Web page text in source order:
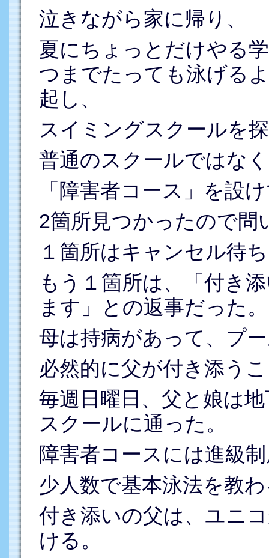
泣きながら家に帰り、
夏にちょっとだけやる
つまでたっても泳げる
起し、
スイミングスクールを
普通のスクールではな
「障害者コース」を設
2箇所見つかったので問
１箇所はキャンセル待ち
もう１箇所は、「付き
ます」との返事だった。
母は持病があって、プ
必然的に父が付き添う
毎週日曜日、父と娘は
スクールに通った。
障害者コースには進級
少人数で基本泳法を教
付き添いの父は、ユニ
ける。